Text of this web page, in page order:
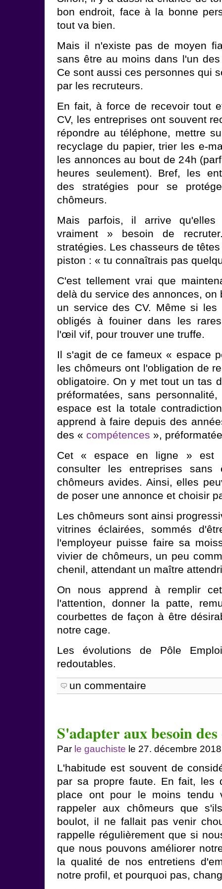
bon endroit, face à la bonne
tout va bien.
Mais il n'existe pas de moyen
sans être au moins dans l'un
Ce sont aussi ces personnes qui
par les recruteurs.
En fait, à force de recevoir tout
CV, les entreprises ont souvent
répondre au téléphone, mettre
recyclage du papier, trier les e-
les annonces au bout de 24h
heures seulement). Bref, les
des stratégies pour se
chômeurs.
Mais parfois, il arrive
vraiment » besoin de
stratégies. Les chasseurs de
piston : « tu connaîtrais pas
C'est tellement vrai que
delà du service des annonces, on
un service des CV. Même si les
obligés à fouiner dans les
l'œil vif, pour trouver une truffe.
Il s'agit de ce fameux « espace
les chômeurs ont l'obligation de
obligatoire. On y met tout un tas
préformatées, sans
espace est la totale
apprend à faire depuis des
des « compétences »,
Cet « espace en ligne » est
consulter les entreprises
chômeurs avides. Ainsi, elles
de poser une annonce et choisir
Les chômeurs sont ainsi
vitrines éclairées, sommés
l'employeur puisse faire sa
vivier de chômeurs, un peu
chenil, attendant un maître
On nous apprend à remplir
l'attention, donner la patte,
courbettes de façon à être
notre cage.
Les évolutions de Pôle
redoutables.
un commentaire
S'adapter aux besoin
Par le gauchiste le 27. décembre
L'habitude est souvent de
par sa propre faute. En fait, les
place ont pour le moins tendu
rappeler aux chômeurs que
boulot, il ne fallait pas venir
rappelle régulièrement que si
que nous pouvons améliorer
la qualité de nos entretiens
notre profil, et pourquoi pas,